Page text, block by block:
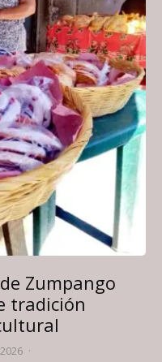
Zumpango
tradición
·